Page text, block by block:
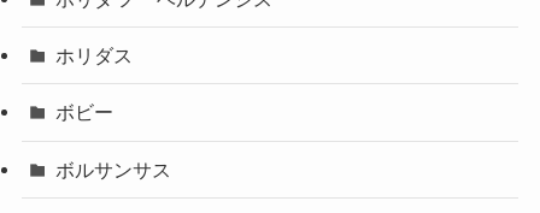
ホリダス
ボビー
ボルサンサス